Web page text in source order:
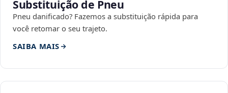
Substituição de Pneu
Pneu danificado? Fazemos a substituição rápida para
você retomar o seu trajeto.
SAIBA MAIS